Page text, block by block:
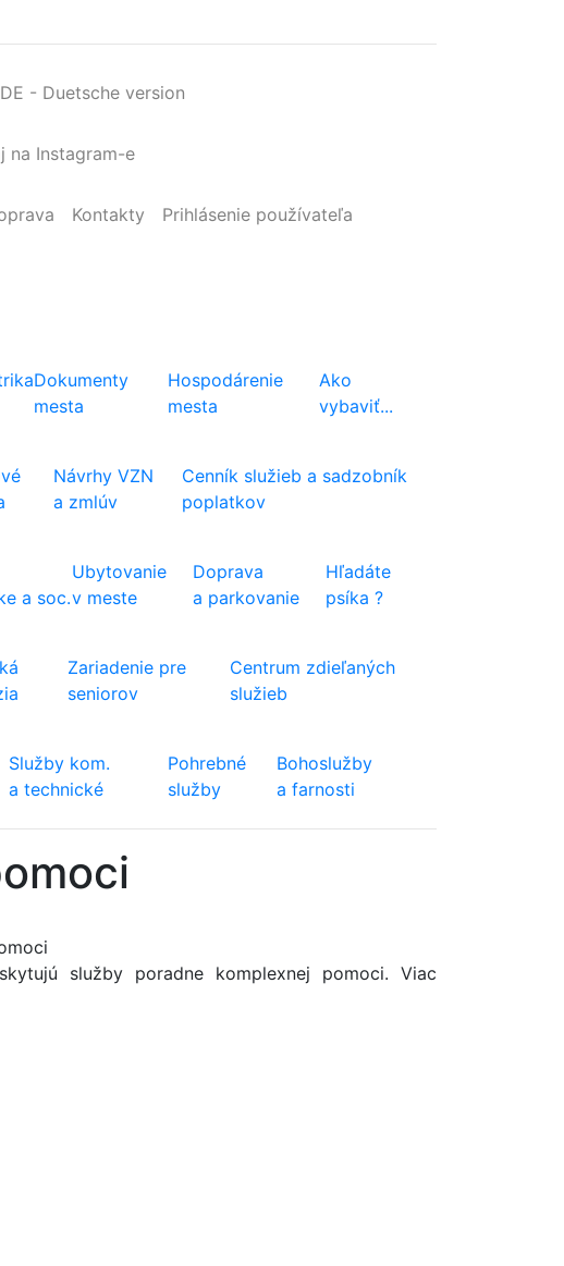
DE - Duetsche version
na Instagram-e
Kontakty Prihlásenie používateľa
Dokumenty
mesta
Hospodárenie
mesta
Ako
vybaviť...
Návrhy VZN
a zmlúv
Cenník služieb a sadzobník
poplatkov
a soc.
Ubytovanie
v meste
Doprava
a parkovanie
Hľadáte
psíka ?
Zariadenie pre
seniorov
Centrum zdieľaných
služieb
Služby kom.
a technické
Pohrebné
služby
Bohoslužby
a farnosti
služby poradne komplexnej pomoci. Viac